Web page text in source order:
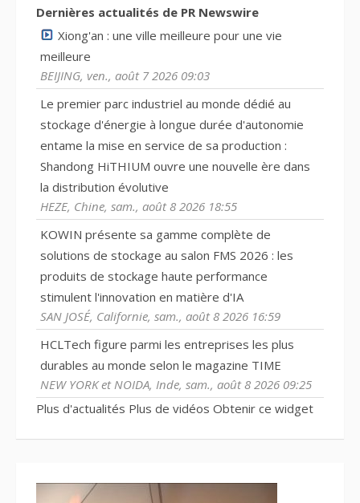
Dernières actualités de PR Newswire
Xiong'an : une ville meilleure pour une vie
meilleure
BEIJING, ven., août 7 2026 09:03
Le premier parc industriel au monde dédié au
stockage d'énergie à longue durée d'autonomie
entame la mise en service de sa production :
Shandong HiTHIUM ouvre une nouvelle ère dans
la distribution évolutive
HEZE, Chine, sam., août 8 2026 18:55
KOWIN présente sa gamme complète de
solutions de stockage au salon FMS 2026 : les
produits de stockage haute performance
stimulent l'innovation en matière d'IA
SAN JOSÉ, Californie, sam., août 8 2026 16:59
HCLTech figure parmi les entreprises les plus
durables au monde selon le magazine TIME
NEW YORK et NOIDA, Inde, sam., août 8 2026 09:25
Plus d'actualités Plus de vidéos Obtenir ce widget